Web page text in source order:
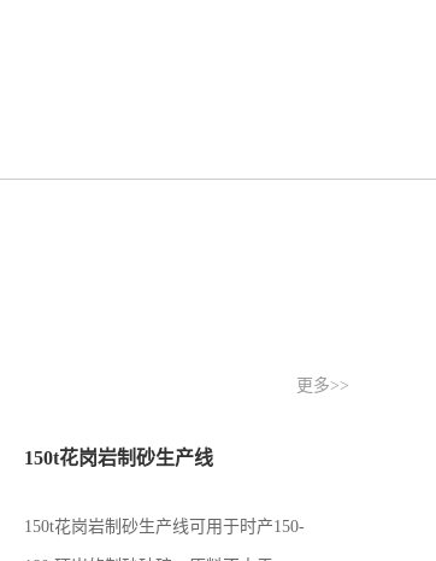
更多>>
150t花岗岩制砂生产线
150t花岗岩制砂生产线可用于时产150-